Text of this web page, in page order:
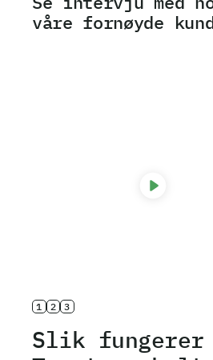
våre fornøyde
1 2 3
Slik fungerer